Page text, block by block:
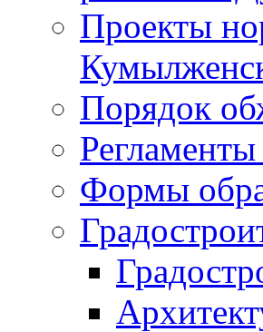
Проекты
Порядок
Формы